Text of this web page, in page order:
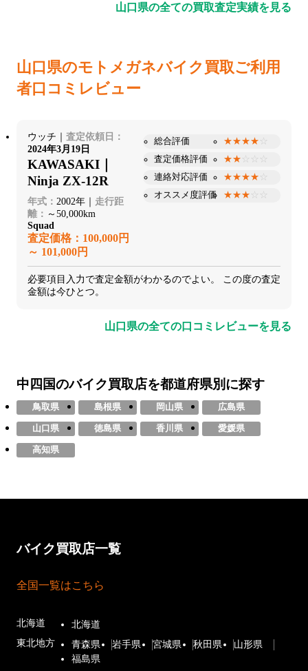
山口県の全ての買取査定実績を見る
山口県のモトメガネバイク買取ご利用
者口コミレビュー
ウッチ｜ 査定依頼日：
2024年3月19日
KAWASAKI｜
Ninja ZX-12R
年式： 2002年｜ 走行距
離： ～50,000km
Squad
査定価格：100,000円
～ 101,000円
総合評価 ★★★★ ☆
査定価格評価
★★ ☆☆☆
連絡対応評価
★★★★ ☆
オススメ度評価
★★★ ☆☆
必要項目入力で査定金額がわかるのでよい。 この度の査定
金額は今ひとつ。
山口県の全ての口コミレビューを見る
中四国のバイク買取店を都道府県別に探す
鳥取県 島根県 岡山県 広島県
山口県 徳島県 香川県 愛媛県
高知県
バイク買取店一覧
全国一覧はこちら
北海道
北海道
東北地方
青森県 岩手県 宮城県 秋田県
山形県
福島県